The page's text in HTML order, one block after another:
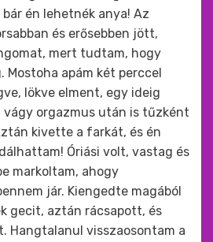
én lehetnék anya! Az
és erősebben jött,
mert tudtam, hogy
Mostoha apám két perccel
lökve elment, egy ideig
vágy orgazmus után is tűzként
kivette a farkát, és én
Óriási volt, vastag és
markoltam, ahogy
jár. Kiengedte magából
gecit, aztán rácsapott, és
Hangtalanul visszaosontam a